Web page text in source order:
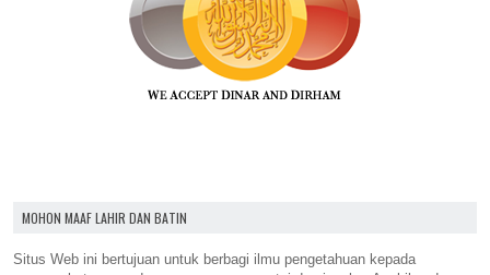
MOHON MAAF LAHIR DAN BATIN
Situs Web ini bertujuan untuk berbagi ilmu pengetahuan kepada